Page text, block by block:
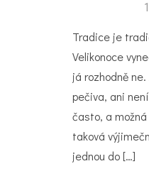
Tradice je
Velikonoce
já rozhodně
pečiva, ani
často, a
taková
jednou do […]